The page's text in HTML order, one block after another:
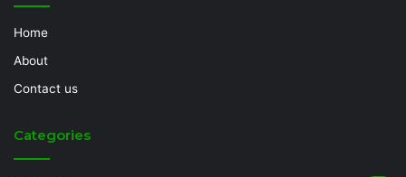
Home
About
Contact us
Categories